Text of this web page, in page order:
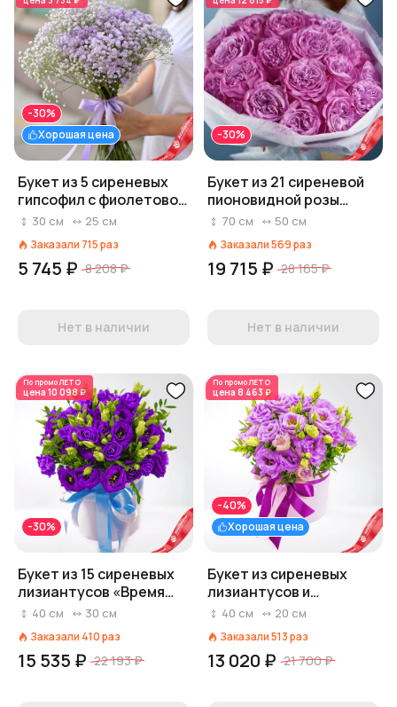
Хорошая цена
-30%
Букет из 5 сиреневых
гипсофил с фиолетовой
лентой
30 см 25 см
Заказали 715раз
5 745 ₽ 8 208 ₽
Нет в наличии
-30%
Букет из 21 сиреневой
пионовидной розы
«Прованс», Россия, 70
70 см 50 см
Заказали569раз
19 715 ₽ 28 165 ₽
Нет в наличии
По промоЛЕТО
цена 10 098 ₽
-30%
Букет из 15 сиреневых
лизиантусов «Время
есть»
40 см 30 см
Заказали 410раз
15 535 ₽ 22 193 ₽
По промоЛЕТО
цена 8 463 ₽
Хорошая цена
-40%
Букет из сиреневых
лизиантусов и
фисташки «Фиола-
40 см 20 см
Заказали513раз
13 020 ₽ 21 700 ₽